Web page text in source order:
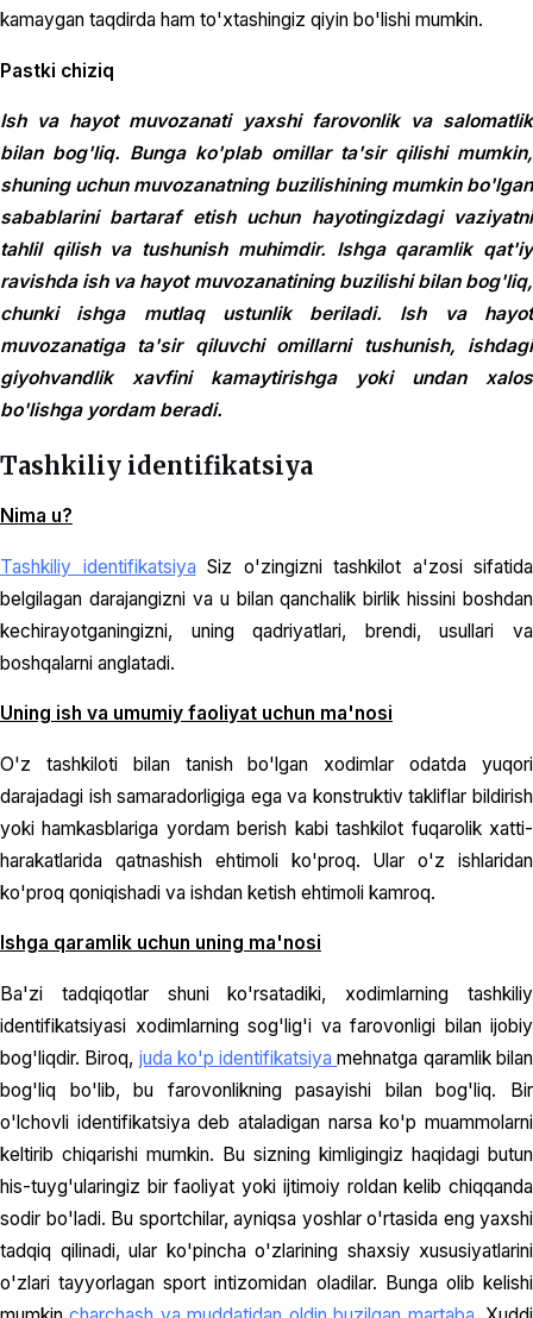
kamaygan taqdirda ham to'xtashingiz qiyin bo'lishi mumkin.
Pastki chiziq
Ish va hayot muvozanati yaxshi farovonlik va salomatlik
bilan bog'liq. Bunga ko'plab omillar ta'sir qilishi mumkin,
shuning uchun muvozanatning buzilishining mumkin bo'lgan
sabablarini bartaraf etish uchun hayotingizdagi vaziyatni
tahlil qilish va tushunish muhimdir. Ishga qaramlik qat'iy
ravishda ish va hayot muvozanatining buzilishi bilan bog'liq,
chunki ishga mutlaq ustunlik beriladi. Ish va hayot
muvozanatiga ta'sir qiluvchi omillarni tushunish, ishdagi
giyohvandlik xavfini kamaytirishga yoki undan xalos
bo'lishga yordam beradi.
Tashkiliy identifikatsiya
Nima u?
Tashkiliy identifikatsiya Siz o'zingizni tashkilot a'zosi sifatida
belgilagan darajangizni va u bilan qanchalik birlik hissini boshdan
kechirayotganingizni, uning qadriyatlari, brendi, usullari va
boshqalarni anglatadi.
Uning ish va umumiy faoliyat uchun ma'nosi
O'z tashkiloti bilan tanish bo'lgan xodimlar odatda yuqori
darajadagi ish samaradorligiga ega va konstruktiv takliflar bildirish
yoki hamkasblariga yordam berish kabi tashkilot fuqarolik xatti-
harakatlarida qatnashish ehtimoli ko'proq. Ular o'z ishlaridan
ko'proq qoniqishadi va ishdan ketish ehtimoli kamroq.
Ishga qaramlik uchun uning ma'nosi
Ba'zi tadqiqotlar shuni ko'rsatadiki, xodimlarning tashkiliy
identifikatsiyasi xodimlarning sog'lig'i va farovonligi bilan ijobiy
bog'liqdir. Biroq, juda ko'p identifikatsiyamehnatga qaramlik bilan
bog'liq bo'lib, bu farovonlikning pasayishi bilan bog'liq. Bir
o'lchovli identifikatsiya deb ataladigan narsa ko'p muammolarni
keltirib chiqarishi mumkin. Bu sizning kimligingiz haqidagi butun
his-tuyg'ularingiz bir faoliyat yoki ijtimoiy roldan kelib chiqqanda
sodir bo'ladi. Bu sportchilar, ayniqsa yoshlar o'rtasida eng yaxshi
tadqiq qilinadi, ular ko'pincha o'zlarining shaxsiy xususiyatlarini
o'zlari tayyorlagan sport intizomidan oladilar. Bunga olib kelishi